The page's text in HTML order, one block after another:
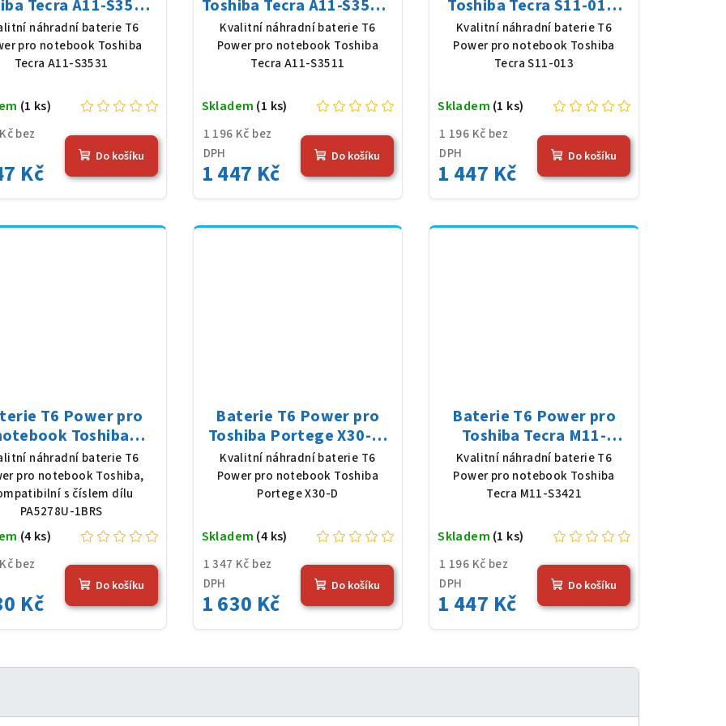
Tecra A11-S3531,
10,8 V, 5200 mAh
(56 Wh), černá
náhradní baterie T6
pro notebook Toshiba
Tecra A11-S3531
bez
Kč
(1 ks)
Do košíku
Toshiba Tecra A11-S3511,
Li-Ion, 10,8 V, 5200 mAh
(56 Wh), černá
Kvalitní náhradní baterie T6
Power pro notebook Toshiba
Tecra A11-S3511
1 196 Kč bez
DPH
1 447 Kč
Skladem (1 ks)
Do košíku
Toshiba Tecra S11-013,
Li-Ion, 10,8 V, 5200 mAh
(56 Wh), černá
Kvalitní náhradní baterie T6
Power pro notebook Toshiba
Tecra S11-013
1 196 Kč bez
DPH
1 447 Kč
Skladem (1 ks)
Do košíku
T6 Power pro
Toshiba
1BRS, Li-Poly,
V, 4080 mAh (48 Wh),
černá
náhradní baterie T6
pro notebook Toshiba,
s číslem dílu
PA5278U-1BRS
bez
Kč
(4 ks)
Do košíku
Baterie T6 Power pro
Toshiba Portege X30-D,
Li-Poly, 11,4 V, 4080 mAh
(48 Wh), černá
Kvalitní náhradní baterie T6
Power pro notebook Toshiba
Portege X30-D
1 347 Kč bez
DPH
1 630 Kč
Skladem (4 ks)
Do košíku
Baterie T6 Power pro
Toshiba Tecra M11-
S3421, Li-Ion, 10,8 V,
5200 mAh (56 Wh), černá
Kvalitní náhradní baterie T6
Power pro notebook Toshiba
Tecra M11-S3421
1 196 Kč bez
DPH
1 447 Kč
Skladem (1 ks)
Do košíku